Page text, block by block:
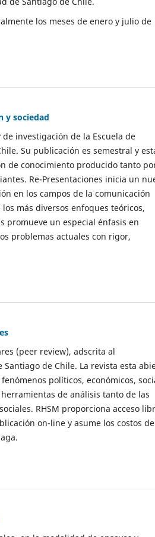
los meses de enero y julio de
y sociedad
investigación de la Escuela de
Su publicación es semestral y
de conocimiento producido tanto
Re-Presentaciones inicia un
en los campos de la comunicación
más diversos enfoques teóricos,
promueve un especial énfasis en
problemas actuales con rigor,
(peer review), adscrita al
de Chile. La revista esta
políticos, económicos,
de análisis tanto de las
RHSM proporciona acceso
on-line y asume los costos de